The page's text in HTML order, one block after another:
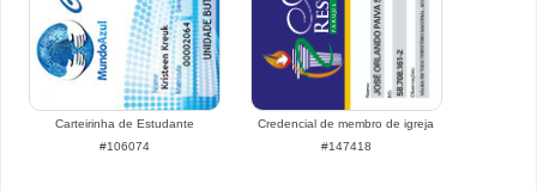
Carteirinha de Estudante
#106074
Credencial de membro de igreja
#147418